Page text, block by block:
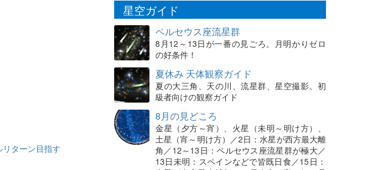
ターン目指す
星空ガイド
ペルセウス座流星群
8月12～13日が一番の見ごろ。月明かりゼロ
の好条件！
夏休み 天体観察ガイド
夏の大三角、天の川、流星群、星空撮影。初
級者向けの観察ガイド
8月の見どころ
金星（夕方～宵）、火星（未明～明け方）、
土星（宵～明け方）／2日：水星が西方最大離
角／12～13日：ペルセウス座流星群が極大／
13日未明：スペインなどで皆既日食／15日：